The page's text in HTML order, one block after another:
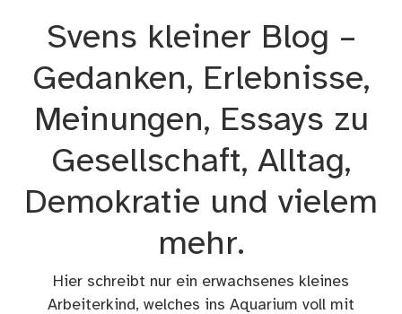
Svens kleiner Blog –
Gedanken, Erlebnisse,
Meinungen, Essays zu
Gesellschaft, Alltag,
Demokratie und vielem
mehr.
Hier schreibt nur ein erwachsenes kleines
Arbeiterkind, welches ins Aquarium voll mit